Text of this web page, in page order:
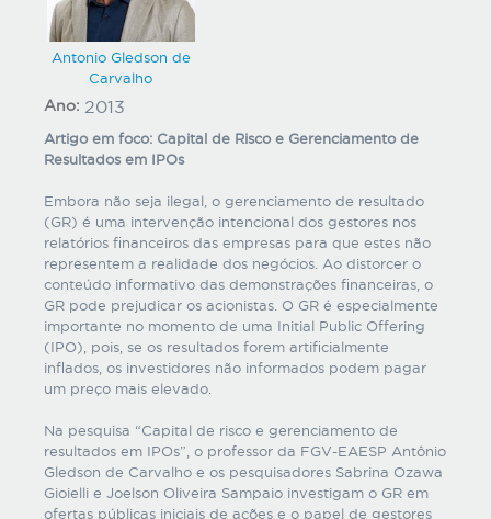
Antonio Gledson de
Carvalho
Ano: 2013
Artigo em foco: Capital de Risco e Gerenciamento de
Resultados em IPOs
Embora não seja ilegal, o gerenciamento de resultado
(GR) é uma intervenção intencional dos gestores nos
relatórios financeiros das empresas para que estes não
representem a realidade dos negócios. Ao distorcer o
conteúdo informativo das demonstrações financeiras, o
GR pode prejudicar os acionistas. O GR é especialmente
importante no momento de uma Initial Public Offering
(IPO), pois, se os resultados forem artificialmente
inflados, os investidores não informados podem pagar
um preço mais elevado.
Na pesquisa “Capital de risco e gerenciamento de
resultados em IPOs”, o professor da FGV-EAESP Antônio
Gledson de Carvalho e os pesquisadores Sabrina Ozawa
Gioielli e Joelson Oliveira Sampaio investigam o GR em
ofertas públicas iniciais de ações e o papel de gestores